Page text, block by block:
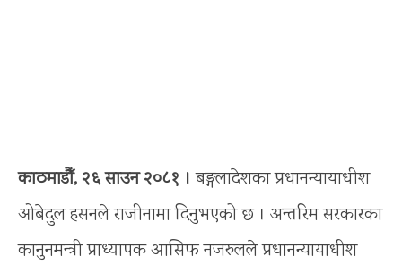
काठमाडौँ, २६ साउन २०८१ । बङ्गलादेशका प्रधानन्यायाधीश
ओबेदुल हसनले राजीनामा दिनुभएको छ । अन्तरिम सरकारका
कानुनमन्त्री प्राध्यापक आसिफ नजरुलले प्रधानन्यायाधीश